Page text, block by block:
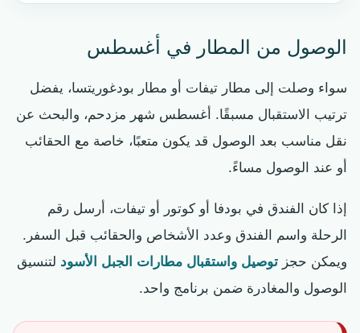
الوصول من المطار في أغسطس
سواء وصلت إلى مطار تيفات أو مطار بودغوريتسا، يفضل
ترتيب الاستقبال مسبقًا. أغسطس شهر مزدحم، والبحث عن
نقل مناسب بعد الوصول قد يكون متعبًا، خاصة مع الحقائب
أو عند الوصول مساءً.
إذا كان الفندق في بودفا أو كوتور أو تيفات، أرسل رقم
الرحلة واسم الفندق وعدد الأشخاص والحقائب قبل السفر.
ويمكن حجز توصيل واستقبال مطارات الجبل الأسود لتنسيق
الوصول والمغادرة ضمن برنامج واحد.